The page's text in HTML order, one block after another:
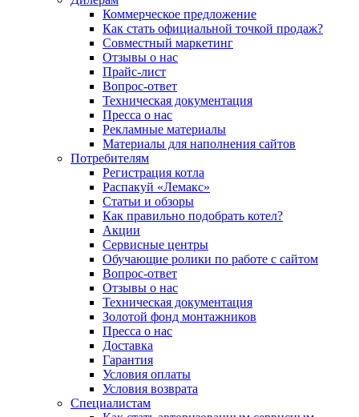
Коммерческое предложение
Как стать официальной точкой продаж?
Совместный маркетинг
Отзывы о нас
Прайс-лист
Вопрос-ответ
Техническая документация
Пресса о нас
Рекламные материалы
Материалы для наполнения сайтов
Потребителям
Регистрация котла
Распакуй «Лемакс»
Статьи и обзоры
Как правильно подобрать котел?
Акции
Сервисные центры
Обучающие ролики по работе с сайтом
Вопрос-ответ
Отзывы о нас
Техническая документация
Золотой фонд монтажников
Пресса о нас
Доставка
Гарантия
Условия оплаты
Условия возврата
Специалистам